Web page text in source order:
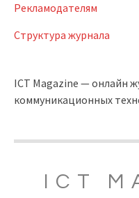
Рекламодателям
Структура журнала
ICT Magazine — онлайн
коммуникационных
ICT